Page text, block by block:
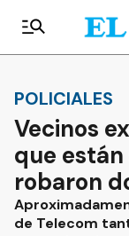
POLICIALES
Vecinos
que
robaron
de Telecom